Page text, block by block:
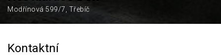
Modřínová 599/7, Třebíč
Kontaktní